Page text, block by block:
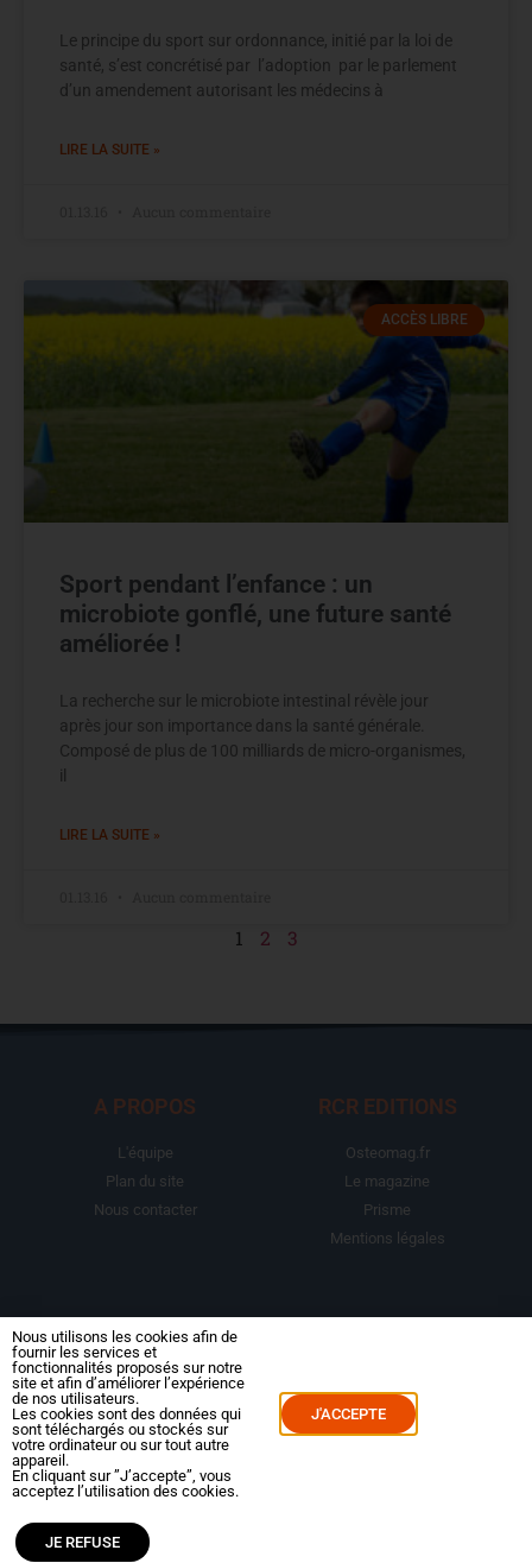
Le principe du sport sur ordonnance, initié par la loi de
santé, s’est concrétisé par l’adoption par le parlement
d’un amendement autorisant les médecins à
LIRE LA SUITE »
ACCÈS LIBRE
Sport pendant l’enfance : un
microbiote gonflé, une future santé
améliorée !
La recherche sur le microbiote intestinal révèle jour
après jour son importance dans la santé générale.
Composé de plus de 100 milliards de micro-organismes,
il
LIRE LA SUITE »
1 2 3
A PROPOS
L'équipe
Plan du site
Nous contacter
RCR EDITIONS
Osteomag.fr
Le magazine
Prisme
Mentions légales
LA BOUTIQUE
Abonnements
Le magazine
Packs
Dossiers
Mes commandes
Mes abonnements
Nous utilisons les cookies afin de
fournir les services et
fonctionnalités proposés sur notre
site et afin d’améliorer l’expérience
de nos utilisateurs.
Les cookies sont des données qui
sont téléchargés ou stockés sur
votre ordinateur ou sur tout autre
appareil.
En cliquant sur ”J’accepte”, vous
acceptez l’utilisation des cookies.
J'ACCEPTE
JE REFUSE